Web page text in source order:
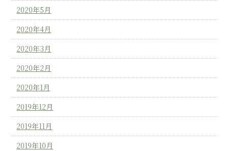
2020年5月
2020年4月
2020年3月
2020年2月
2020年1月
2019年12月
2019年11月
2019年10月